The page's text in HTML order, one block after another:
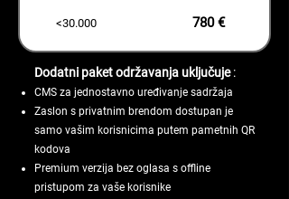
<30.000 780 €
Dodatni paket održavanja uključuje:
CMS za jednostavno uređivanje sadržaja
Zaslon s privatnim brendom dostupan je
samo vašim korisnicima putem pametnih QR
kodova
Premium verzija bez oglasa s offline
pristupom za vaše korisnike